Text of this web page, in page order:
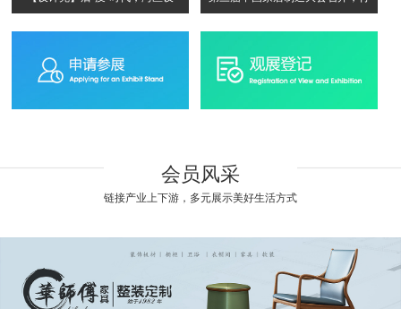
会员风采
链接产业上下游，多元展示美好生活方式